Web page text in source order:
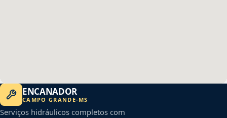
ENCANADOR
CAMPO GRANDE-MS
Serviços hidráulicos completos com